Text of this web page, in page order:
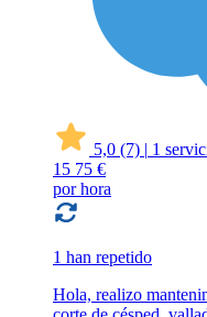
5,0 (7) | 1
15 75 €
por hora
1 han repetido
Hola, realizo